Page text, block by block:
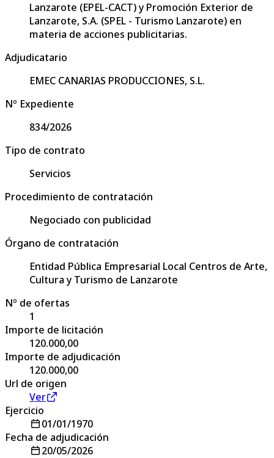
Lanzarote (EPEL-CACT) y Promoción Exterior de
Lanzarote, S.A. (SPEL - Turismo Lanzarote) en
materia de acciones publicitarias.
Adjudicatario
EMEC CANARIAS PRODUCCIONES, S.L.
Nº Expediente
834/2026
Tipo de contrato
Servicios
Procedimiento de contratación
Negociado con publicidad
Órgano de contratación
Entidad Pública Empresarial Local Centros de Arte,
Cultura y Turismo de Lanzarote
Nº de ofertas
1
Importe de licitación
120.000,00
Importe de adjudicación
120.000,00
Url de origen
Ver
Ejercicio
01/01/1970
Fecha de adjudicación
20/05/2026